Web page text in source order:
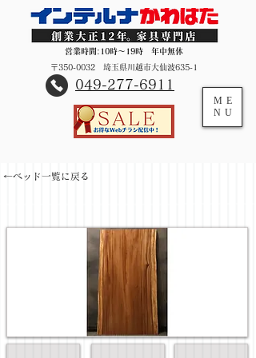
営業時間:10時～19時 年中無休
〒350-0032 埼玉県川越市大仙波635-1
​049-277-6911
ME
NU
←ベッド一覧に戻る